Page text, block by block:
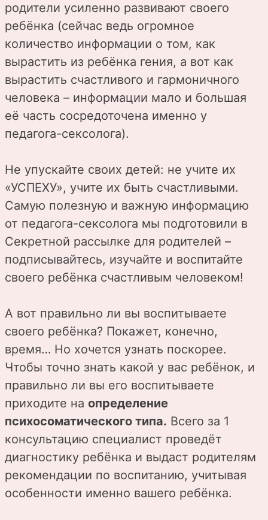
родители усиленно развивают своего
ребёнка (сейчас ведь огромное
количество информации о том, как
вырастить из ребёнка гения, а вот как
вырастить счастливого и гармоничного
человека – информации мало и большая
её часть сосредоточена именно у
педагога-сексолога).
Не упускайте своих детей: не учите их
«УСПЕХУ», учите их быть счастливыми.
Самую полезную и важную информацию
от педагога-сексолога мы подготовили в
Секретной рассылке для родителей –
подписывайтесь, изучайте и воспитайте
своего ребёнка счастливым человеком!
А вот правильно ли вы воспитываете
своего ребёнка? Покажет, конечно,
время… Но хочется узнать поскорее.
Чтобы точно знать какой у вас ребёнок, и
правильно ли вы его воспитываете
приходите на определение
психосоматического типа. Всего за 1
консультацию специалист проведёт
диагностику ребёнка и выдаст родителям
рекомендации по воспитанию, учитывая
особенности именно вашего ребёнка.